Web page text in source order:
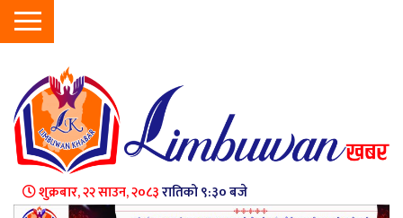
शुक्रबार, २२ साउन, २०८३रातिको ९:३० बजे